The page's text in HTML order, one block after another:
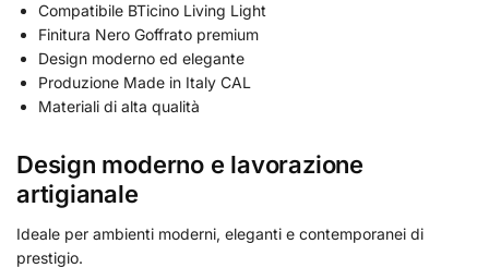
Compatibile BTicino Living Light
Finitura Nero Goffrato premium
Design moderno ed elegante
Produzione Made in Italy CAL
Materiali di alta qualità
Design moderno e lavorazione
artigianale
Ideale per ambienti moderni, eleganti e contemporanei di
prestigio.